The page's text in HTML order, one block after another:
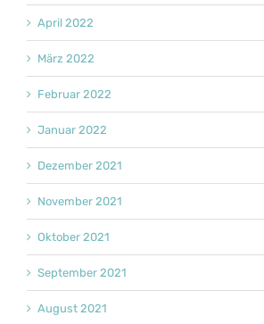
April 2022
März 2022
Februar 2022
Januar 2022
Dezember 2021
November 2021
Oktober 2021
September 2021
August 2021